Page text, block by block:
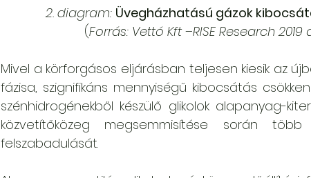
2. diagram: Üvegházhatású gázok
(Forrás: Vettó Kft –RISE Research
Mivel a körforgásos eljárásban teljesen kiesik az
fázisa, szignifikáns mennyiségű kibocsátás
szénhidrogénekből készülő glikolok alapanyag-
közvetítőközeg megsemmisítése során
felszabadulását.